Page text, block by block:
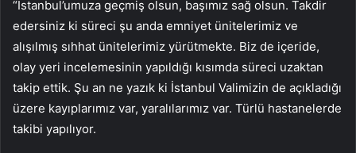
“İstanbul’umuza geçmiş olsun, başımız sağ olsun. Takdir
edersiniz ki süreci şu anda emniyet ünitelerimiz ve
alışılmış sıhhat ünitelerimiz yürütmekte. Biz de içeride,
olay yeri incelemesinin yapıldığı kısımda süreci uzaktan
takip ettik. Şu an ne yazık ki İstanbul Valimizin de açıkladığı
üzere kayıplarımız var, yaralılarımız var. Türlü hastanelerde
takibi yapılıyor.